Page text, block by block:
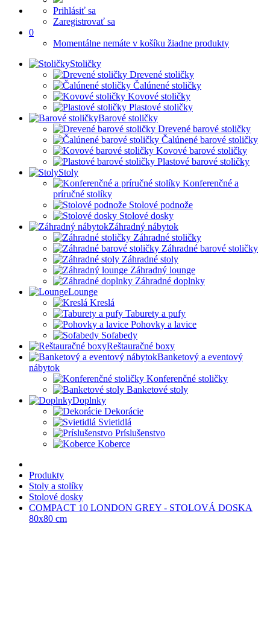
Prihlásiť sa
Zaregistrovať sa
0
Momentálne nemáte v košíku žiadne produkty
Stoličky
Drevené stoličky
Čalúnené stoličky
Kovové stoličky
Plastové stoličky
Barové stoličky
Drevené barové stoličky
Čalúnené barové stoličky
Kovové barové stoličky
Plastové barové stoličky
Stoly
Konferenčné a
príručné stolíky
Stolové podnože
Stolové dosky
Záhradný nábytok
Záhradné stoličky
Záhradné barové stoličky
Záhradné stoly
Záhradný lounge
Záhradné doplnky
Lounge
Kreslá
Taburety a pufy
Pohovky a lavice
Sofabedy
Reštauračné boxy
Banketový a eventový
nábytok
Konferenčné stoličky
Banketové stoly
Doplnky
Dekorácie
Svietidlá
Príslušenstvo
Koberce
Produkty
Stoly a stolíky
Stolové dosky
COMPACT 10 LONDON GREY - STOLOVÁ DOSKA
80x80 cm